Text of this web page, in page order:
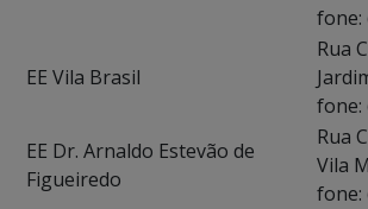
fone:
EE Vila Brasil
Rua
fone:
EE Dr. Arnaldo Estevão de
Figueiredo
Rua
Vila
fone: